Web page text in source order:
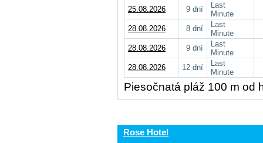
25.08.2026
9 dní
Last
Minute
28.08.2026
8 dní
Last
Minute
28.08.2026
9 dní
Last
Minute
28.08.2026
12 dní
Last
Minute
Piesočnatá pláž 100 m od
Rose Hotel